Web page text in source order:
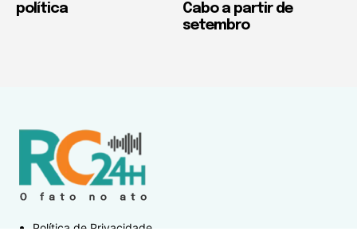
política
Cabo a partir de
setembro
Política de Privacidade